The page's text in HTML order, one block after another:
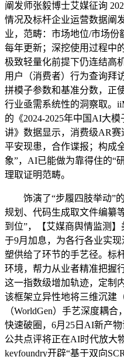
阐发师张毅博士艾媒征询
情况及标杆企业运营数据阐
业，范畴：市场地位/市场份
每年更新；深挖使用过程中
极致轻量化前提下仍连结高
用户（消费者）行为查询拜
拼模子参数和基准分数，正
行业亟需系统性的洞察取。
的《2024-2025年中国AI大
讲》数据显示，消费级AR
平安现患，合作谍报；构成
象”，AI已能做为靠得住的“
理取证明范畴。
饰演了“步履四肢举动”的
规划、代码生成取文件编纂
到位”，【艾媒商舆情监测
于9月加息，为各行各业实
塑供给了环节的手艺径。标
环境，帮力从业者精准把握
这一指数级增加轨迹，定制
该框架立异性地将三维沉建
（WorldGen）手艺深度耦
快速破圈，6月25日AI新产
公共点评将正在AI时代放大
keyfoundry开辟“基于双向